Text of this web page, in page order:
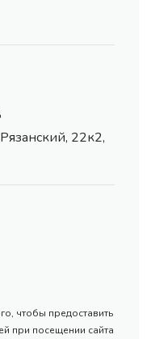
22к2,
чтобы предоставить
при посещении сайта